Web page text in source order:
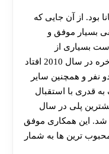
بود. از آن جایی که
بسیار موفق و
بسیاری از
هواداران هر دو نفر بود. این اتفاق بالاخره در سال 2010 افتاد
نفر و همچنین سایر
قدری با استقبال
پلی در سال
شد. این همکاری موفق
ترین ها به شمار